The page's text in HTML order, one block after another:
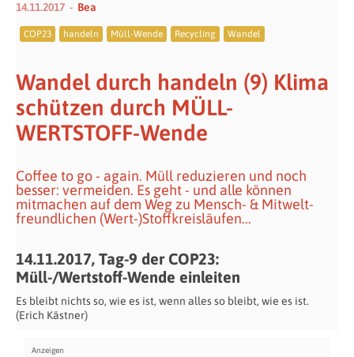
14.11.2017 Bea
COP23 handeln Müll-Wende Recycling Wandel
Wandel durch handeln (9) Klima
schützen durch MÜLL-
WERTSTOFF-Wende
Coffee to go - again. Müll reduzieren und noch
besser: vermeiden. Es geht - und alle können
mitmachen auf dem Weg zu Mensch- & Mitwelt-
freundlichen (Wert-)Stoffkreisläufen...
14.11.2017, Tag-9 der COP23:
Müll-/Wertstoff-Wende einleiten
Es bleibt nichts so, wie es ist, wenn alles so bleibt, wie es ist.
(Erich Kästner)